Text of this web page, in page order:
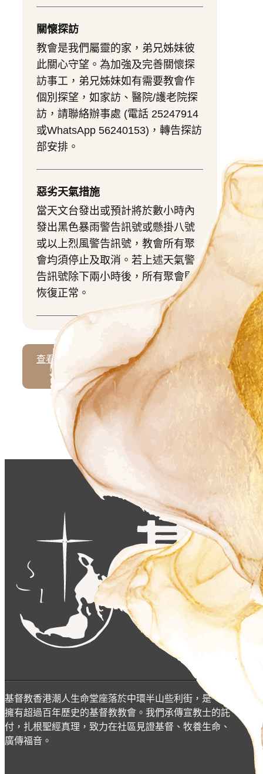
關懷探訪
教會是我們屬靈的家，弟兄姊妹彼
此關心守望。為加強及完善關懷探
訪事工，弟兄姊妹如有需要教會作
個別探望，如家訪、醫院/護老院探
訪，請聯絡辦事處 (電話 25247914
或WhatsApp 56240153)，轉告探訪
部安排。
惡劣天氣措施
當天文台發出或預計將於數小時內
發出黑色暴雨警告訊號或懸掛八號
或以上烈風警告訊號，教會所有聚
會均須停止及取消。若上述天氣警
告訊號除下兩小時後，所有聚會則
恢復正常。
查看更多活動
基督教香港潮人生命堂座落於中環半山些利街，是一所
擁有超過百年歷史的基督教教會。我們承傳宣教士的託
付，扎根聖經真理，致力在社區見證基督、牧養生命、
廣傳福音。